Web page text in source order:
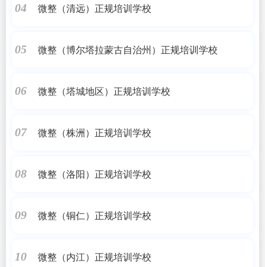
04 微整（清远）正规培训学校
05 微整（博尔塔拉蒙古自治州）正规培训学校
06 微整（塔城地区）正规培训学校
07 微整（株洲）正规培训学校
08 微整（洛阳）正规培训学校
09 微整（铜仁）正规培训学校
10 微整（内江）正规培训学校